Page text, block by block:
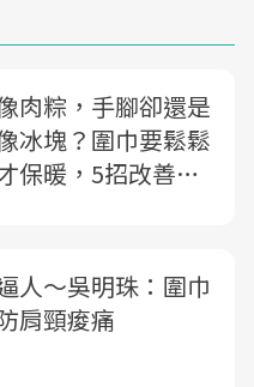
肉粽，手腳卻還是
冰塊？圍巾要鬆鬆
保暖，5招改善末
人〜吳明珠：圍巾
肩頸痠痛